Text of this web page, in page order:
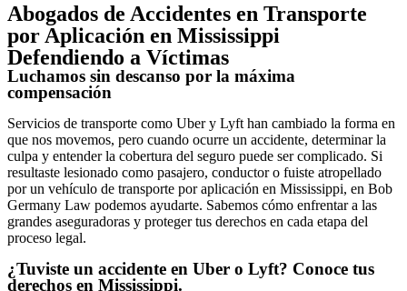
Abogados de Accidentes en Transporte
por Aplicación en Mississippi
Defendiendo a Víctimas
Luchamos sin descanso por la máxima
compensación
Servicios de transporte como Uber y Lyft han cambiado la forma en
que nos movemos, pero cuando ocurre un accidente, determinar la
culpa y entender la cobertura del seguro puede ser complicado. Si
resultaste lesionado como pasajero, conductor o fuiste atropellado
por un vehículo de transporte por aplicación en Mississippi, en Bob
Germany Law podemos ayudarte. Sabemos cómo enfrentar a las
grandes aseguradoras y proteger tus derechos en cada etapa del
proceso legal.
¿Tuviste un accidente en Uber o Lyft? Conoce tus
derechos en Mississippi.